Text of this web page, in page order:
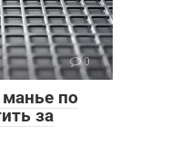
0
по
за